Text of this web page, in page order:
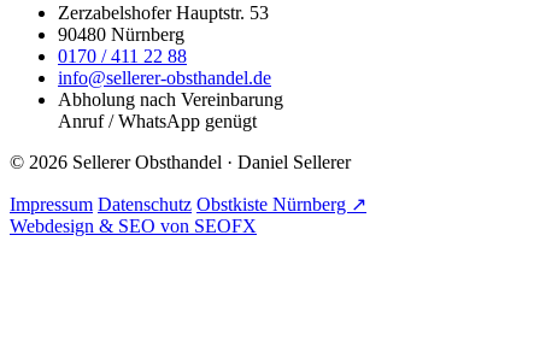
Zerzabelshofer Hauptstr. 53
90480 Nürnberg
0170 / 411 22 88
info@sellerer-obsthandel.de
Abholung nach Vereinbarung
Anruf / WhatsApp genügt
© 2026 Sellerer Obsthandel · Daniel Sellerer
Impressum Datenschutz Obstkiste Nürnberg ↗
Webdesign & SEO von SEOFX